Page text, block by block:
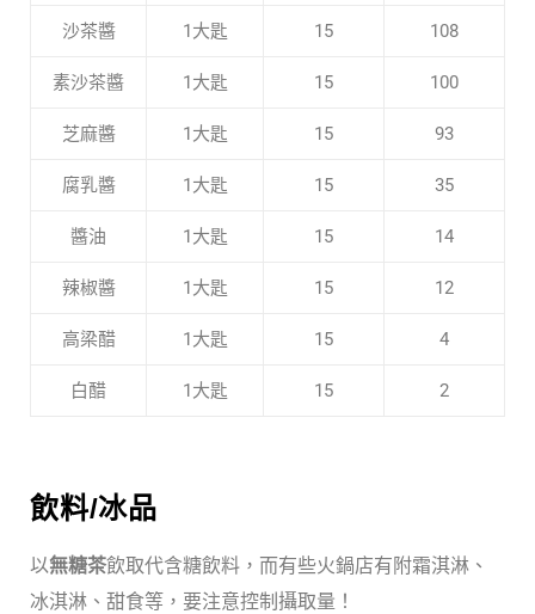
沙茶醬 1大匙 15 108
素沙茶醬 1大匙 15 100
芝麻醬 1大匙 15 93
腐乳醬 1大匙 15 35
醬油 1大匙 15 14
辣椒醬 1大匙 15 12
高梁醋 1大匙 15 4
白醋 1大匙 15 2
飲料/冰品
以無糖茶飲取代含糖飲料，而有些火鍋店有附霜淇淋、
冰淇淋、甜食等，要注意控制攝取量！